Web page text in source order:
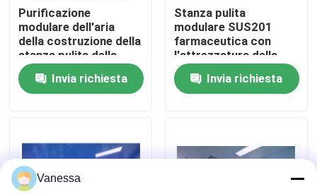
Contattici
Notizie
Casi
Sala operatoria modulare
Stanza pulita modulare
Purificazione
modulare dell'aria
della costruzione della
stanza pulita della
pianta elettronica
Invia richiesta
Stanza pulita
modulare SUS201
farmaceutica con
l'attrezzatura della
scatola di passaggio
Invia richiesta
Vanessa